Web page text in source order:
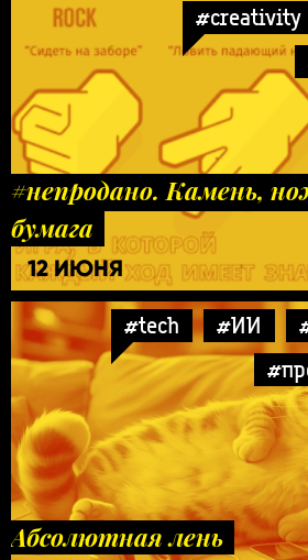
#creativity
#непродано. Камень,
бумага
12 ИЮНЯ
#tech #ИИ
Абсолютная лень